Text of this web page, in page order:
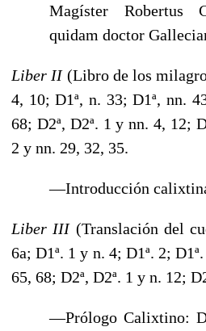
Magíster Robertus
quidam doctor
Liber II (Libro de los
4, 10; D1ª, n. 33; D1ª, nn.
68; D2ª, D2ª. 1 y nn. 4, 12;
2 y nn. 29, 32, 35.
—Introducción
Liber III (Translación del
6a; D1ª. 1 y n. 4; D1ª. 2;
65, 68; D2ª, D2ª. 1 y n. 12;
—Prólogo Calixtino: